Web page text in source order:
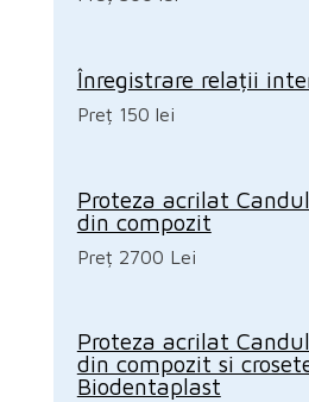
Înregistrare relații
Preț 150 lei
Proteza acrilat
din compozit
Preț 2700 Lei
Proteza acrilat
din compozit si
Biodentaplast